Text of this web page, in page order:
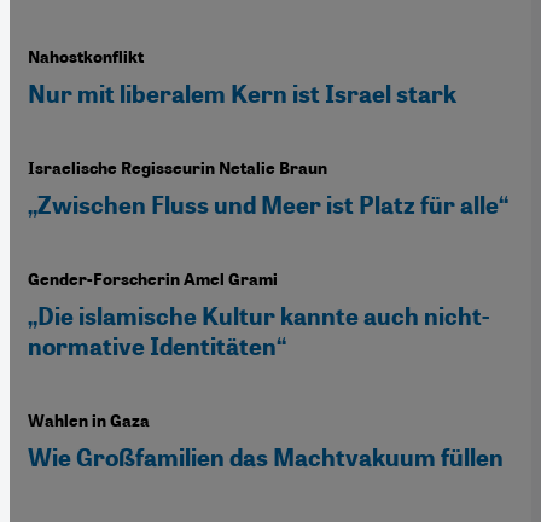
Nahostkonflikt
Nur mit liberalem Kern ist Israel stark
Israelische Regisseurin Netalie Braun
„Zwischen Fluss und Meer ist Platz für alle“
Gender-Forscherin Amel Grami
„Die islamische Kultur kannte auch nicht-
normative Identitäten“
Wahlen in Gaza
Wie Großfamilien das Machtvakuum füllen